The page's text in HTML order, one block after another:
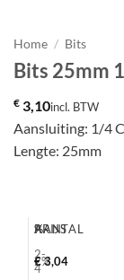
Home / Bits
Bits 25mm
€ 3,10incl. BTW
Aansluiting: 1/4
Lengte: 25mm
AANTAL
%
PRIJS
2-
4
2%
€3,04